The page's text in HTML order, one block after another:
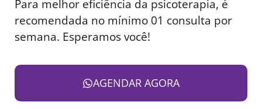
Para melhor eficiência da psicoterapia, é
recomendada no mínimo 01 consulta por
semana. Esperamos você!
AGENDAR AGORA